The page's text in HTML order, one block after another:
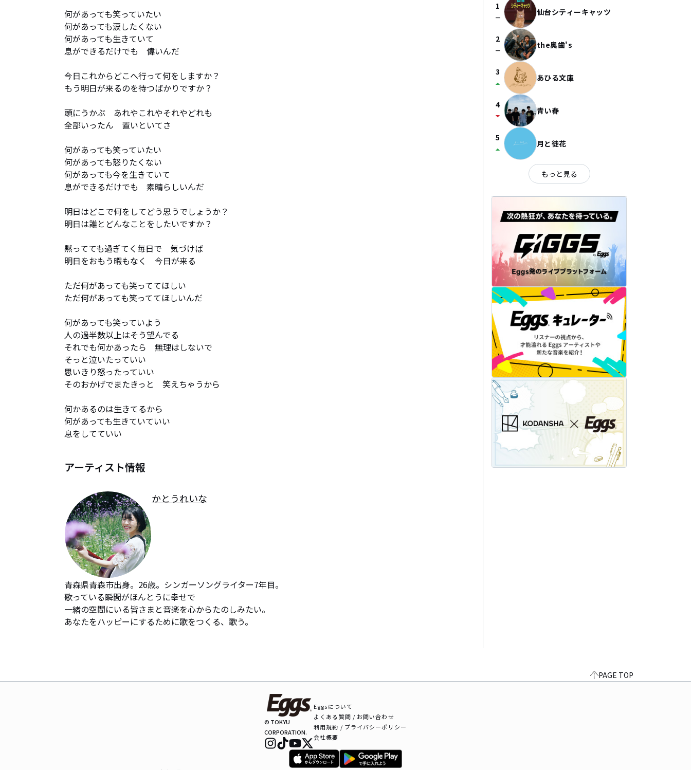
何があっても笑っていたい
何があっても涙したくない
何があっても生きていて
息ができるだけでも　偉いんだ
今日これからどこへ行って何をしますか？
もう明日が来るのを待つばかりですか？
頭にうかぶ　あれやこれやそれやどれも
全部いったん　置いといてさ
何があっても笑っていたい
何があっても怒りたくない
何があっても今を生きていて
息ができるだけでも　素晴らしいんだ
明日はどこで何をしてどう思うでしょうか？
明日は誰とどんなことをしたいですか？
黙ってても過ぎてく毎日で　気づけば
明日をおもう暇もなく　今日が来る
ただ何があっても笑っててほしい
ただ何があっても笑っててほしいんだ
何があっても笑っていよう
人の過半数以上はそう望んでる
それでも何かあったら　無理はしないで
そっと泣いたっていい
思いきり怒ったっていい
そのおかげでまたきっと　笑えちゃうから
何かあるのは生きてるから
何があっても生きていていい
息をしてていい
アーティスト情報
かとうれいな
青森県青森市出身。26歳。シンガーソングライター7年目。
歌っている瞬間がほんとうに幸せで
一緒の空間にいる皆さまと音楽を心からたのしみたい。
あなたをハッピーにするために歌をつくる、歌う。
1
check_indeterminate_small 仙台シティーキャッツ
2
check_indeterminate_small the奥歯's
3
arrow_drop_up あひる文庫
4
arrow_drop_down 青い春
5
arrow_drop_up 月と徒花
もっと見る
PAGE TOP
© TOKYU
CORPORATION.
Eggsについて
よくある質問 / お問い合わせ
利用規約 / プライバシーポリシー
会社概要